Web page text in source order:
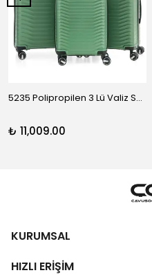
5235 Polipropilen 3 Lü Valiz Seti
₺ 11,009.00
KURUMSAL
HIZLI ERİŞİM